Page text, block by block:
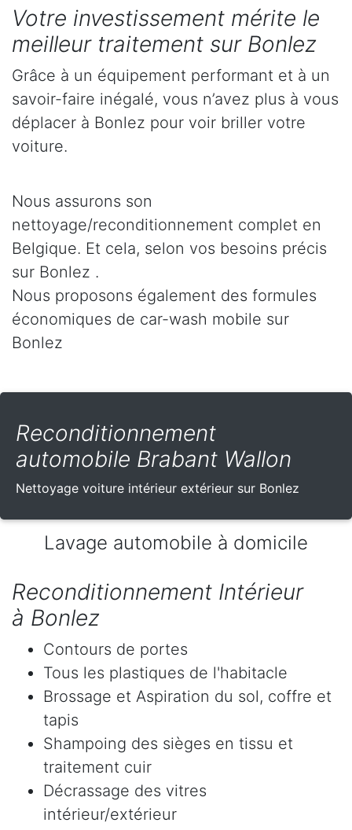
Votre investissement mérite le
meilleur traitement sur Bonlez
Grâce à un équipement performant et à un
savoir-faire inégalé, vous n’avez plus à vous
déplacer à Bonlez pour voir briller votre
voiture.
Nous assurons son
nettoyage/reconditionnement complet en
Belgique. Et cela, selon vos besoins précis
sur Bonlez .
Nous proposons également des formules
économiques de car-wash mobile sur
Bonlez
Reconditionnement
automobile Brabant Wallon
Nettoyage voiture intérieur extérieur sur Bonlez
Lavage automobile à domicile
Reconditionnement Intérieur
à Bonlez
Contours de portes
Tous les plastiques de l'habitacle
Brossage et Aspiration du sol, coffre et
tapis
Shampoing des sièges en tissu et
traitement cuir
Décrassage des vitres
intérieur/extérieur